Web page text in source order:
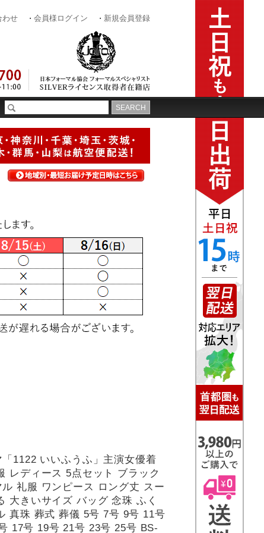
「1122 いいふうふ」主演女優着
レディース 5点セット ブラック
ル 礼服 ワンピース ロング丈 スー
大きいサイズ バッグ 念珠 ふく
真珠 葬式 葬儀 5号 7号 9号 11号
17号 19号 21号 23号 25号 BS-